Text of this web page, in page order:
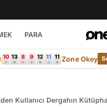
PARA
Zone Okey
Kullanıcı Dergahın